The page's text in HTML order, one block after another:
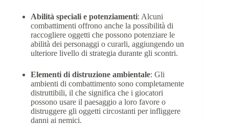
Abilità speciali e potenziamenti: Alcuni
combattimenti offrono anche la possibilità di
raccogliere oggetti che possono potenziare le
abilità dei personaggi o curarli, aggiungendo un
ulteriore livello di strategia durante gli scontri.
Elementi di distruzione ambientale: Gli
ambienti di combattimento sono completamente
distruttibili, il che significa che i giocatori
possono usare il paesaggio a loro favore o
distruggere gli oggetti circostanti per infliggere
danni ai nemici.